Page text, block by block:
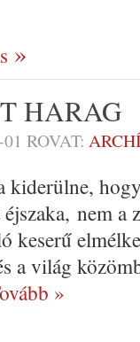
HARAG
ROVAT:
kiderülne,
nem a
keserű
a világ
»